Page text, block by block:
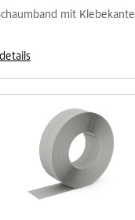
mit Klebekante